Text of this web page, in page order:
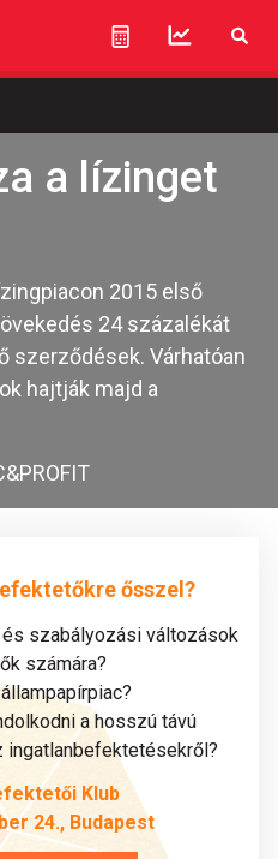
a lízinget
2015 első
24 százalékát
szerződések. Várhatóan
hajtják majd a
ősszel?
szabályozási változások
számára?
a hosszú távú
ingatlanbefektetésekről?
Klub
24., Budapest